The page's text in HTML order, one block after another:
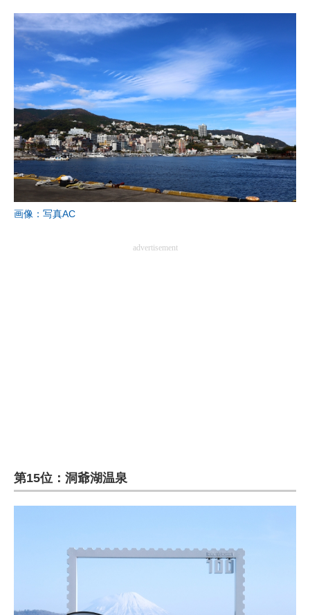
ちょっと気になるネットの話題
画像：写真AC
advertisement
第15位：洞爺湖温泉